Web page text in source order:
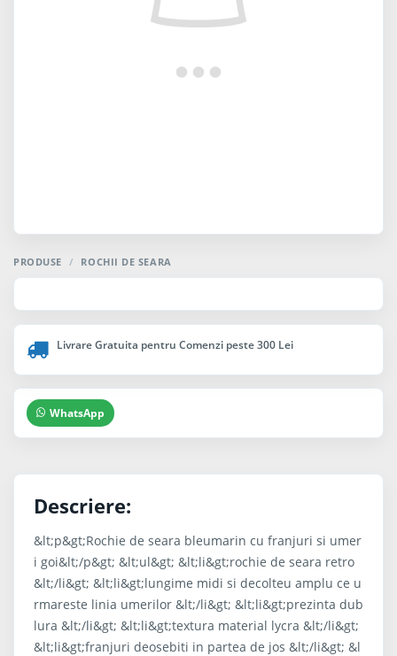
PRODUSE / ROCHII DE SEARA
Livrare Gratuita pentru Comenzi peste 300 Lei
WhatsApp
Descriere:
&lt;p&gt;Rochie de seara bleumarin cu franjuri si umer
i goi&lt;/p&gt; &lt;ul&gt; &lt;li&gt;rochie de seara retro
&lt;/li&gt; &lt;li&gt;lungime midi si decolteu amplu ce u
rmareste linia umerilor &lt;/li&gt; &lt;li&gt;prezinta dub
lura &lt;/li&gt; &lt;li&gt;textura material lycra &lt;/li&gt;
&lt;li&gt;franjuri deosebiti in partea de jos &lt;/li&gt; &l